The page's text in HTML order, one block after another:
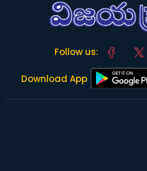
Follow us:
Download App